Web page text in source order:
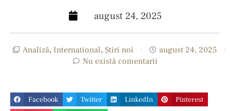
august 24, 2025
Analiză, International, Ştiri noi
august 24, 2025
Nu există comentarii
Facebook Twitter LinkedIn
Pinterest